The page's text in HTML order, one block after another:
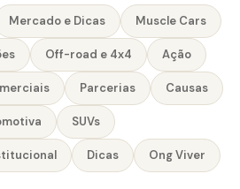
Mercado e Dicas Muscle Cars
Off-road e 4x4 Ação
Parcerias Causas
SUVs
Dicas Ong Viver